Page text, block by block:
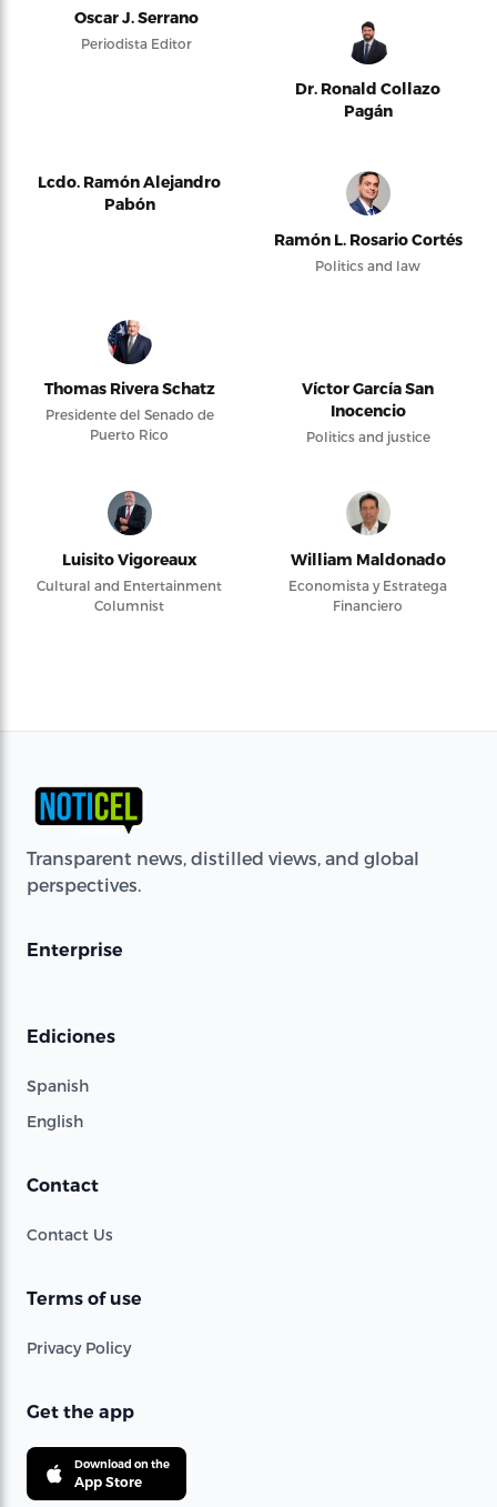
Oscar J. Serrano
Periodista Editor
Dr. Ronald Collazo
Pagán
Lcdo. Ramón Alejandro
Pabón
Ramón L. Rosario Cortés
Politics and law
Thomas Rivera Schatz
Presidente del Senado de
Puerto Rico
Víctor García San
Inocencio
Politics and justice
Luisito Vigoreaux
Cultural and Entertainment
Columnist
William Maldonado
Economista y Estratega
Financiero
Transparent news, distilled views, and global
perspectives.
Enterprise
Ediciones
Spanish
English
Contact
Contact Us
Terms of use
Privacy Policy
Get the app
Download on the
App Store